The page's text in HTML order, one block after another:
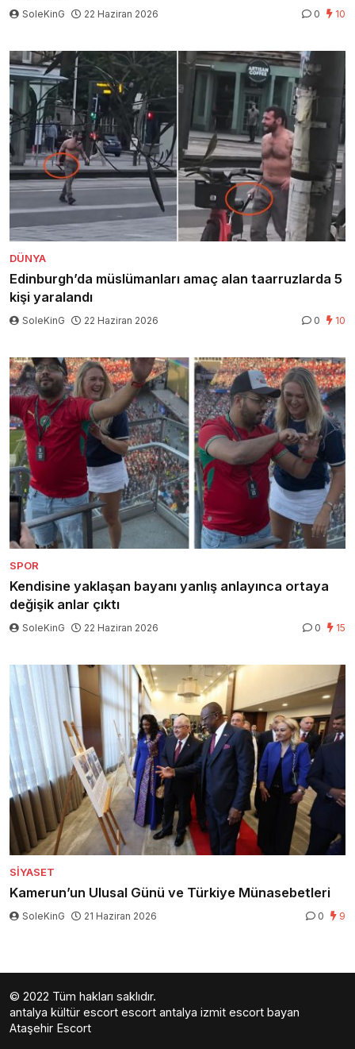
SoleKinG 22 Haziran 2026 0 10
DÜNYA
Edinburgh’da müslümanları amaç alan taarruzlarda 5
kişi yaralandı
SoleKinG 22 Haziran 2026 0 10
SPOR
Kendisine yaklaşan bayanı yanlış anlayınca ortaya
değişik anlar çıktı
SoleKinG 22 Haziran 2026 0 15
SIYASET
Kamerun’un Ulusal Günü ve Türkiye Münasebetleri
SoleKinG 21 Haziran 2026 0 9
© 2022 Tüm hakları saklıdır.
antalya kültür escort escort antalya izmit escort bayan
Ataşehir Escort